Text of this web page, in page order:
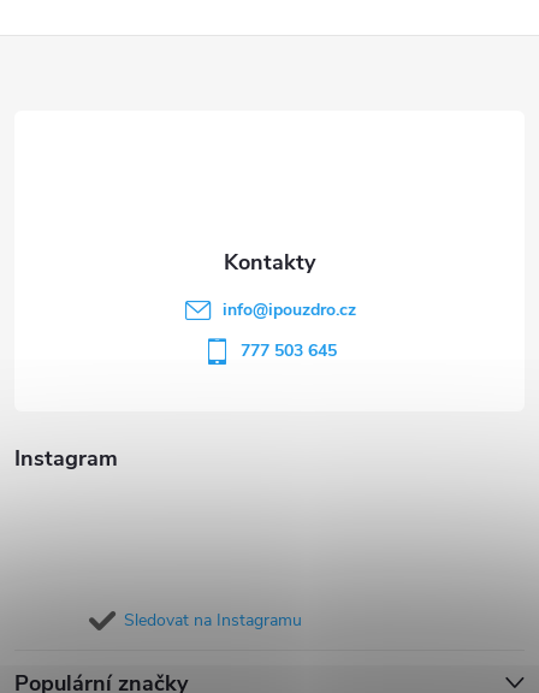
Instagram
Sledovat na Instagramu
Populární značky
info@ipouzdro.cz
777 503 645